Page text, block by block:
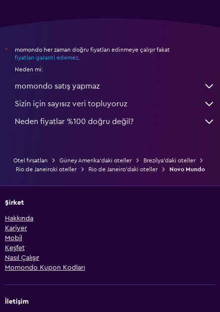
*
momondo her zaman doğru fiyatları edinmeye çalışır fakat
fiyatları garanti edemez
Neden mi:
momondo satış yapmaz
Sizin için sayısız veri topluyoruz
Neden fiyatlar %100 doğru değil?
Otel fırsatları Güney Amerika'daki oteller
Brezilya'daki oteller
Rio de Janeiroki oteller
Rio de Janeiro'daki oteller Novo Mundo
Şirket
Hakkında
Kariyer
Mobil
Keşfet
Nasıl Çalışır
Momondo Kupon Kodları
İletişim